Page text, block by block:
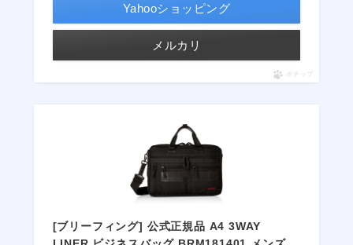
Yahooショッピング
メルカリ
ポチップ
[ブリーフィング] 公式正規品 A4 3WAY